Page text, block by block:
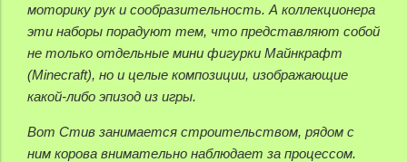
моторику рук и сообразительность. А коллекционера
эти наборы порадуют тем, что представляют собой
не только отдельные мини фигурки Майнкрафт
(Minecraft), но и целые композиции, изображающие
какой-либо эпизод из игры.
Вот Стив занимается строительством, рядом с
ним корова внимательно наблюдает за процессом.